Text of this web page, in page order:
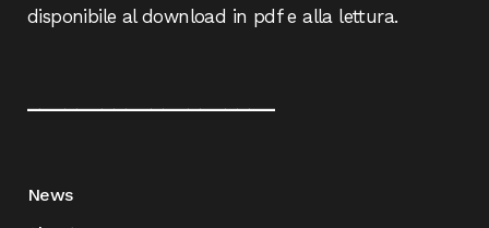
disponibile al download in pdf e alla lettura.
News